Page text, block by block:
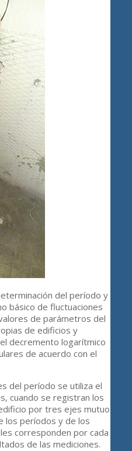
del período y
básico de fluctuaciones
de parámetros del
de edificios y
decremento logarítmico
de acuerdo con el
del período se utiliza el
cuando se registran los
por tres ejes mutuo
los períodos y de los
corresponden por cada
de las mediciones.